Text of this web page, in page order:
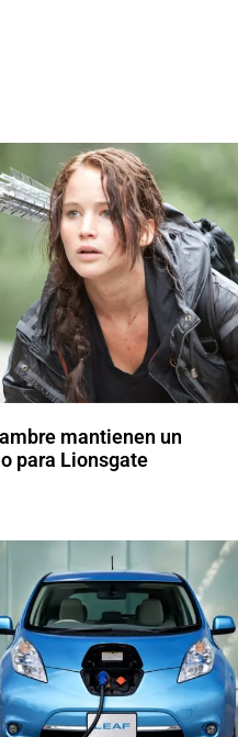
mantienen un
para Lionsgate